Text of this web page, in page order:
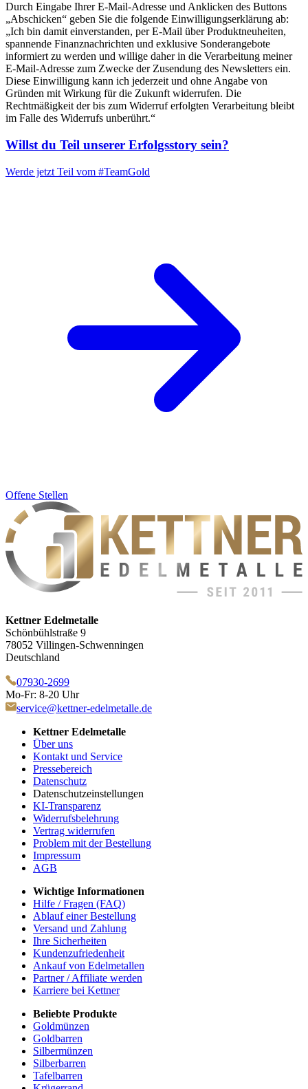
Durch Eingabe Ihrer E-Mail-Adresse und Anklicken des Buttons
„Abschicken“ geben Sie die folgende Einwilligungserklärung ab:
„Ich bin damit einverstanden, per E-Mail über Produktneuheiten,
spannende Finanznachrichten und exklusive Sonderangebote
informiert zu werden und willige daher in die Verarbeitung meiner
E-Mail-Adresse zum Zwecke der Zusendung des Newsletters ein.
Diese Einwilligung kann ich jederzeit und ohne Angabe von
Gründen mit Wirkung für die Zukunft widerrufen. Die
Rechtmäßigkeit der bis zum Widerruf erfolgten Verarbeitung bleibt
im Falle des Widerrufs unberührt.“
Willst du Teil unserer Erfolgsstory sein?
Werde jetzt Teil vom #TeamGold
Offene Stellen
Kettner Edelmetalle
Schönbühlstraße 9
78052 Villingen-Schwenningen
Deutschland
07930-2699
Mo-Fr: 8-20 Uhr
service@kettner-edelmetalle.de
Kettner Edelmetalle
Über uns
Kontakt und Service
Pressebereich
Datenschutz
Datenschutzeinstellungen
KI-Transparenz
Widerrufsbelehrung
Vertrag widerrufen
Problem mit der Bestellung
Impressum
AGB
Wichtige Informationen
Hilfe / Fragen (FAQ)
Ablauf einer Bestellung
Versand und Zahlung
Ihre Sicherheiten
Kundenzufriedenheit
Ankauf von Edelmetallen
Partner / Affiliate werden
Karriere bei Kettner
Beliebte Produkte
Goldmünzen
Goldbarren
Silbermünzen
Silberbarren
Tafelbarren